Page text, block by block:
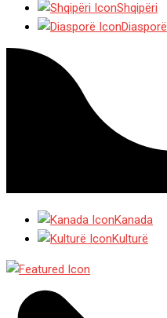
Shqipëri
Diasporë
Kanada
Kulturë